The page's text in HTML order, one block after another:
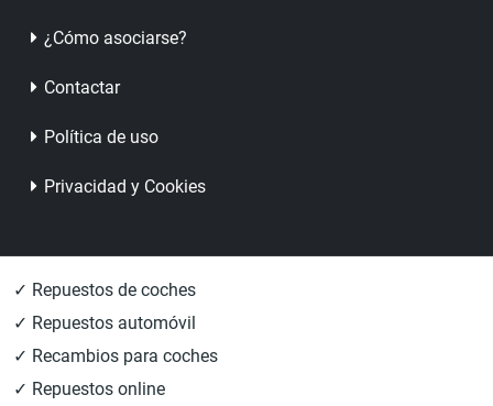
¿Cómo asociarse?
Contactar
Política de uso
Privacidad y Cookies
✓ Repuestos de coches
✓ Repuestos automóvil
✓ Recambios para coches
✓ Repuestos online